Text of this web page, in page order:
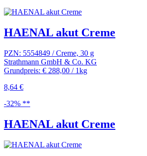
HAENAL akut Creme
PZN: 5554849 / Creme, 30 g
Strathmann GmbH & Co. KG
Grundpreis: € 288,00 / 1kg
8,64 €
-32% **
HAENAL akut Creme